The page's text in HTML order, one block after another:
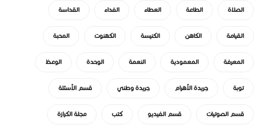
الصلاة الطاعة العطاء الفداء القداسة
القيامة الكاهن الكنيسة الكهنوت المحبة
المعرفة المعمودية النعمة الوحدة الوعظ
توبة جريدة الأهرام جريدة وطني قسم الأسئلة
قسم الصوتيات قسم الفيديو كتب مجلة الكرازة